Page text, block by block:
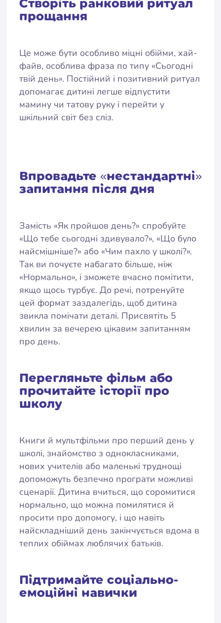
Створіть ранковий ритуал
прощання
Це може бути особливо міцні обійми, хай-
файв, особлива фраза по типу «Сьогодні
твій день». Постійний і позитивний ритуал
допомагає дитині легше відпустити
мамину чи татову руку і перейти у
шкільний світ без сліз.
Впровадьте «нестандартні»
запитання після дня
Замість «Як пройшов день?» спробуйте
«Що тебе сьогодні здивувало?», «Що було
найсмішніше?» або «Чим пахло у школі?».
Так ви почуєте набагато більше, ніж
«Нормально», і зможете вчасно помітити,
якщо щось турбує. До речі, потренуйте
цей формат заздалегідь, щоб дитина
звикла помічати деталі. Присвятіть 5
хвилин за вечерею цікавим запитанням
про день.
Перегляньте фільм або
прочитайте історії про
школу
Книги й мультфільми про перший день у
школі, знайомство з однокласниками,
нових учителів або маленькі труднощі
допоможуть безпечно програти можливі
сценарії. Дитина вчиться, що соромитися
нормально, що можна помилятися й
просити про допомогу, і що навіть
найскладніший день закінчується вдома в
теплих обіймах люблячих батьків.
Підтримайте соціально-
емоційні навички